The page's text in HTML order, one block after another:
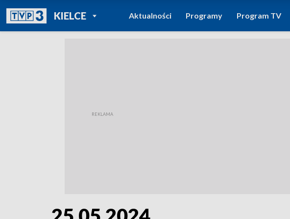
KIELCEPOWRÓT DO
TVP REGIONY
Aktualności Programy Program TV